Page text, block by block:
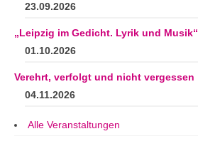
23.09.2026
„Leipzig im Gedicht. Lyrik und Musik“
01.10.2026
Verehrt, verfolgt und nicht vergessen
04.11.2026
Alle Veranstaltungen